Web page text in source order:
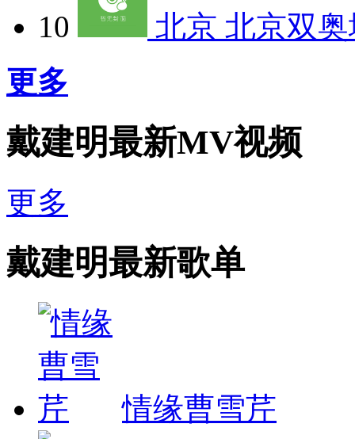
10
北京 北京双
更多
戴建明最新MV视频
更多
戴建明最新歌单
情缘曹雪芹